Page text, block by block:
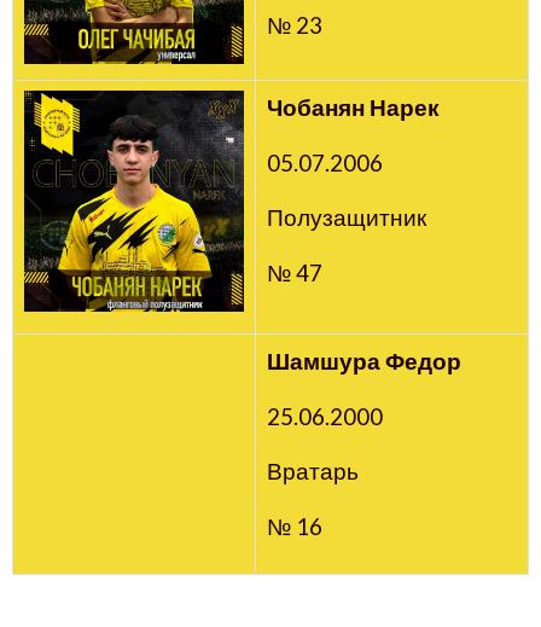
№ 23
Чобанян Нарек
05.07.2006
Полузащитник
№ 47
Шамшура Федор
25.06.2000
Вратарь
№ 16